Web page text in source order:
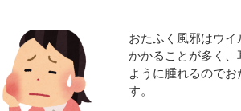
おたふく風邪はウ
かかることが多く
ように腫れるので
す。